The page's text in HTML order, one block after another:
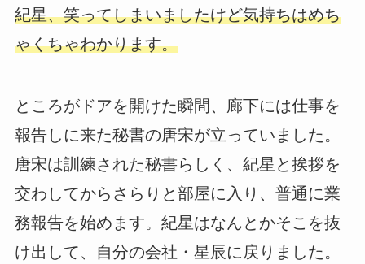
紀星、笑ってしまいましたけど気持ちはめち
ゃくちゃわかります。
ところがドアを開けた瞬間、廊下には仕事を
報告しに来た秘書の唐宋が立っていました。
唐宋は訓練された秘書らしく、紀星と挨拶を
交わしてからさらりと部屋に入り、普通に業
務報告を始めます。紀星はなんとかそこを抜
け出して、自分の会社・星辰に戻りました。